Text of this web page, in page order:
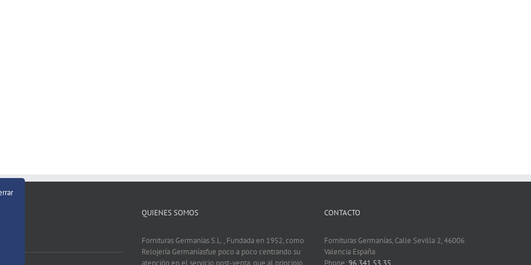
QUIENES SOMOS
Fornituras Germanías S.L., Fundada en 1952, como
Relojería Germaníasfue poco a poco centrando su
CONTACTO
Fornituras Germanías, Calle Sevilla 2, 46006
Valencia España